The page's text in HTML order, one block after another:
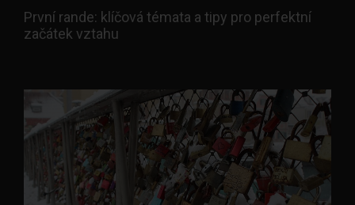
První rande: klíčová témata a tipy pro perfektní
začátek vztahu